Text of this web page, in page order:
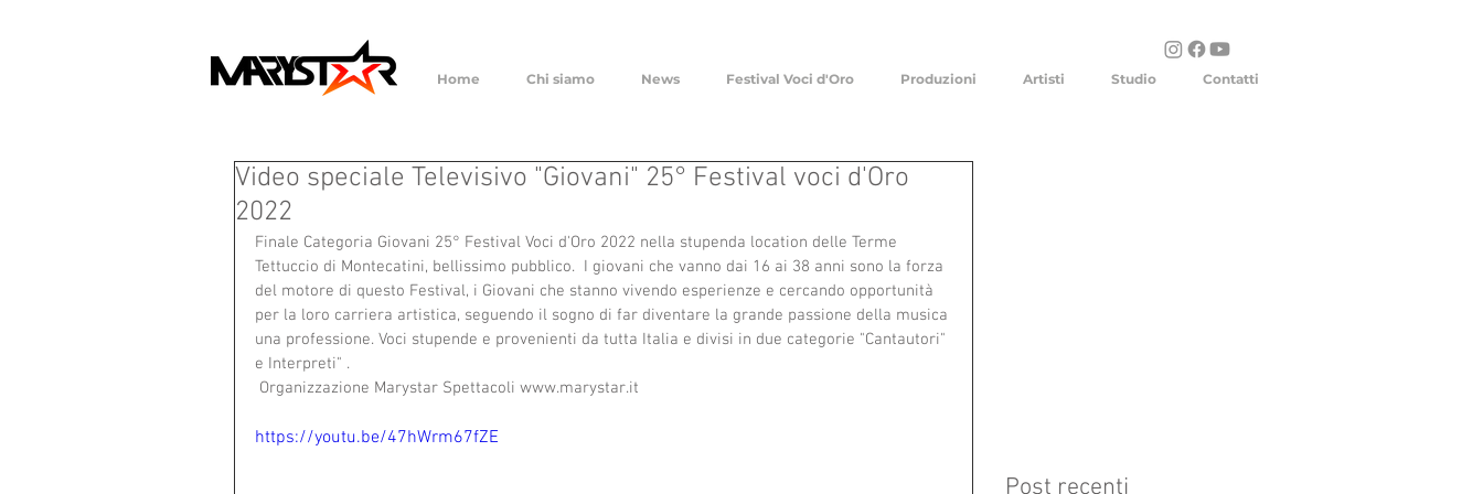
Home Chi siamo News Festival Voci d'Oro Produzioni Artisti Studio Contatti
Video speciale Televisivo "Giovani" 25° Festival voci d'Oro
2022
Finale Categoria Giovani 25° Festival Voci d'Oro 2022 nella stupenda location delle Terme
Tettuccio di Montecatini, bellissimo pubblico.  I giovani che vanno dai 16 ai 38 anni sono la forza
del motore di questo Festival, i Giovani che stanno vivendo esperienze e cercando opportunità
per la loro carriera artistica, seguendo il sogno di far diventare la grande passione della musica
una professione. Voci stupende e provenienti da tutta Italia e divisi in due categorie "Cantautori"
e Interpreti" .
Organizzazione Marystar Spettacoli www.marystar.it
https://youtu.be/47hWrm67fZE
Post recenti